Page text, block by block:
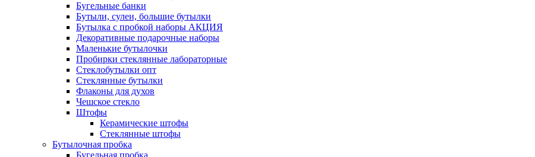
Бугельные банки
Бутыли, сулеи, большие бутылки
Бутылка с пробкой наборы АКЦИЯ
Декоративные подарочные наборы
Маленькие бутылочки
Пробирки стеклянные лабораторные
Стеклобутылки опт
Стеклянные бутылки
Флаконы для духов
Чешское стекло
Штофы
Керамические штофы
Стеклянные штофы
Бутылочная пробка